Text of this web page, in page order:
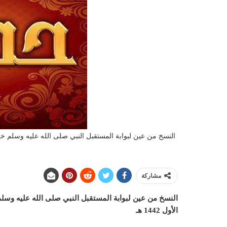
مشاركة
النسخ من عين لبوابة المستقبل النبي صلى الله عليه
الأول 1442 هـ